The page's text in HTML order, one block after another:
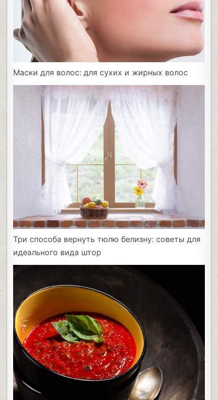
Маски для волос: для сухих и жирных волос
Три способа вернуть тюлю белизну: советы для
идеального вида штор